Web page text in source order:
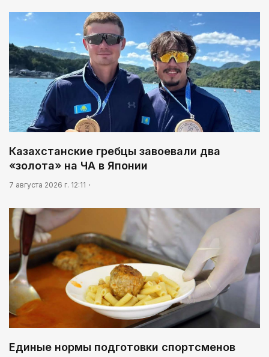
Казахстанские гребцы завоевали два
«золота» на ЧА в Японии
7 августа 2026 г. 12:11
Единые нормы подготовки спортсменов